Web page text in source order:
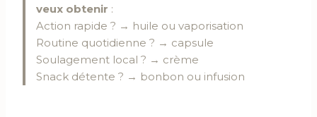
veux obtenir :
Action rapide ? → huile ou vaporisation
Routine quotidienne ? → capsule
Soulagement local ? → crème
Snack détente ? → bonbon ou infusion